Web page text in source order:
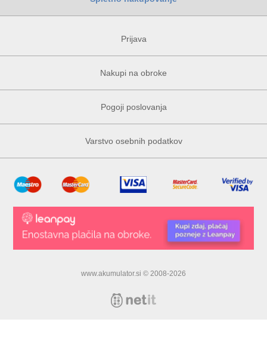
Prijava
Nakupi na obroke
Pogoji poslovanja
Varstvo osebnih podatkov
www.akumulator.si © 2008-2026